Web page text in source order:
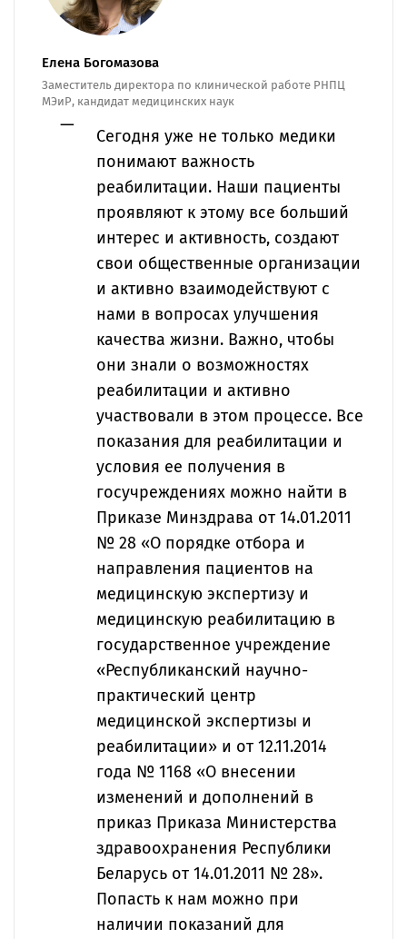
Елена Богомазова
Заместитель директора по клинической работе РНПЦ
МЭиР, кандидат медицинских наук
Сегодня уже не только медики
понимают важность
реабилитации. Наши пациенты
проявляют к этому все больший
интерес и активность, создают
свои общественные организации
и активно взаимодействуют с
нами в вопросах улучшения
качества жизни. Важно, чтобы
они знали о возможностях
реабилитации и активно
участвовали в этом процессе. Все
показания для реабилитации и
условия ее получения в
госучреждениях можно найти в
Приказе Минздрава от 14.01.2011
№ 28 «О порядке отбора и
направления пациентов на
медицинскую экспертизу и
медицинскую реабилитацию в
государственное учреждение
«Республиканский научно-
практический центр
медицинской экспертизы и
реабилитации» и от 12.11.2014
года № 1168 «О внесении
изменений и дополнений в
приказ Приказа Министерства
здравоохранения Республики
Беларусь от 14.01.2011 № 28».
Попасть к нам можно при
наличии показаний для